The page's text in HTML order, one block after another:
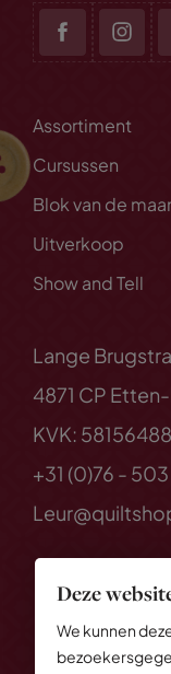
Deze
We kunnen
Assortiment
Cursussen
Blok van de
Uitverkoop
Show and Tell
Lange
4871 CP
KVK: 58156488
+31 (0)76 -